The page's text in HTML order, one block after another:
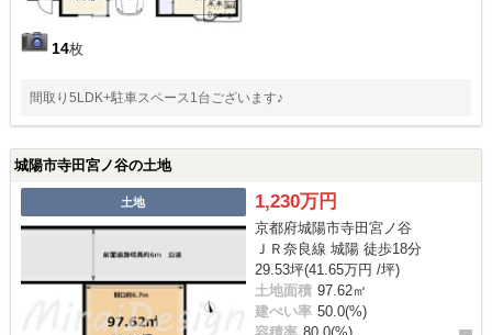
14枚
間取り5LDK+駐車スペース1台ございます♪
城陽市寺田宮ノ谷の土地
土地 1,230万円
京都府城陽市寺田宮ノ谷
ＪＲ奈良線 城陽 徒歩18分
29.53坪(41.65万円 /坪)
土地面積 97.62㎡
建ぺい率 50.0(%)